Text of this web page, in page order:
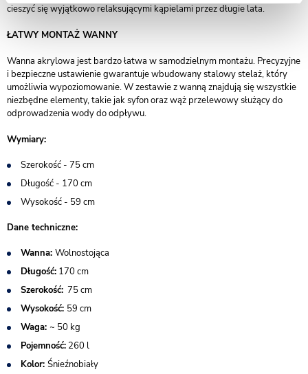
cieszyć się wyjątkowo relaksującymi kąpielami przez długie lata.
ŁATWY MONTAŻ WANNY
Wanna akrylowa jest bardzo łatwa w samodzielnym montażu. Precyzyjne
i bezpieczne ustawienie gwarantuje wbudowany stalowy stelaż, który
umożliwia wypoziomowanie. W zestawie z wanną znajdują się wszystkie
niezbędne elementy, takie jak syfon oraz wąż przelewowy służący do
odprowadzenia wody do odpływu.
Wymiary:
Szerokość - 75 cm
Długość - 170 cm
Wysokość - 59 cm
Dane techniczne:
Wanna: Wolnostojąca
Długość: 170 cm
Szerokość: 75 cm
Wysokość: 59 cm
Waga: ~ 50 kg
Pojemność: 260 l
Kolor: Śnieźnobiały